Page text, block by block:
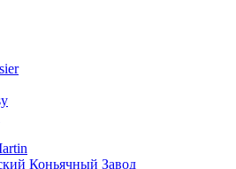
Коньячный Завод